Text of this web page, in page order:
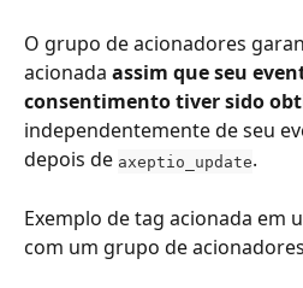
O grupo de acionadores
acionada assim que seu
consentimento tiver sido
independentemente de seu
depois de axeptio_update.
Exemplo de tag acionada em
com um grupo de